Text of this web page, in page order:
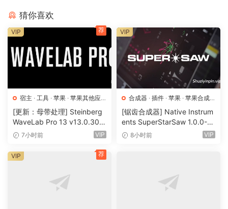
猜你喜欢
宿主 · 工具 · 苹果 · 苹果其他应
用· 苹果宿主
[更新：母带处理] Steinberg
WaveLab Pro 13 v13.0.30
+安装方法 [WiN, MacOSX]
7小时前 VIP
VIP 荐
合成器 · 插件 · 苹果 · 苹果合成
器
[锯齿合成器] Native Instrum
ents SuperStarSaw 1.0.0-H
CiSO [MacOSX]（182.43M
8小时前 VIP
VIP
VIP 荐